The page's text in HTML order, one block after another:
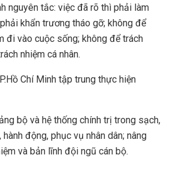
nguyên tắc: việc đã rõ thì phải làm
khẩn trương tháo gỡ; không để
đi vào cuộc sống; không để trách
nhiệm cá nhân.
Chí Minh tập trung thực hiện
bộ và hệ thống chính trị trong sạch,
động, phục vụ nhân dân; nâng
và bản lĩnh đội ngũ cán bộ.